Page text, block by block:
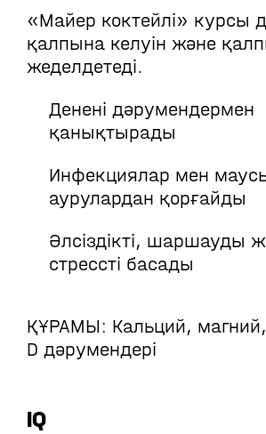
«Майер коктейлі» курсы
қалпына келуін және
жеделдетеді.
Денені дәрумендермен
қанықтырады
Инфекциялар мен
аурулардан қорғайды
Әлсіздікті, шаршауды
стрессті басады
ҚҰРАМЫ: Кальций,
D дәрумендері
IQ